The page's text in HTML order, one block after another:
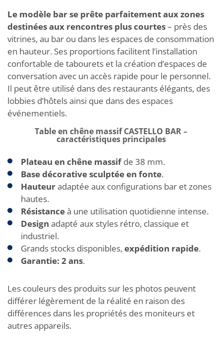
Le modèle bar se prête parfaitement aux zones
destinées aux rencontres plus courtes– près des
vitrines, au bar ou dans les espaces de consommation
en hauteur. Ses proportions facilitent l’installation
confortable de tabourets et la création d’espaces de
conversation avec un accès rapide pour le personnel.
Il peut être utilisé dans des restaurants élégants, des
lobbies d’hôtels ainsi que dans des espaces
événementiels.
Table en chêne massif CASTELLO BAR –
caractéristiques principales
Plateau en chêne massifde 38 mm.
Base décorative sculptée en fonte.
Hauteuradaptée aux configurations bar et zones
hautes.
Résistanceà une utilisation quotidienne intense.
Design adapté aux styles rétro, classique et
industriel.
Grands stocks disponibles, expédition rapide.
Garantie: 2 ans.
Les couleurs des produits sur les photos peuvent
différer légèrement de la réalité en raison des
différences dans les propriétés des moniteurs et
autres appareils.